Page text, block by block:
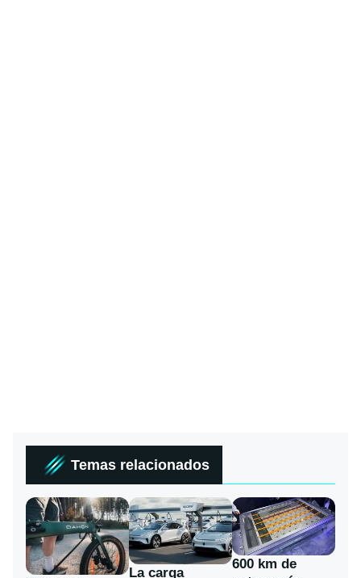
Temas relacionados
La carga
600 km de